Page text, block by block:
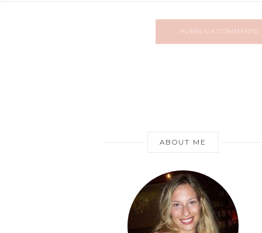
PUBBLICA COMMENTO
ABOUT ME